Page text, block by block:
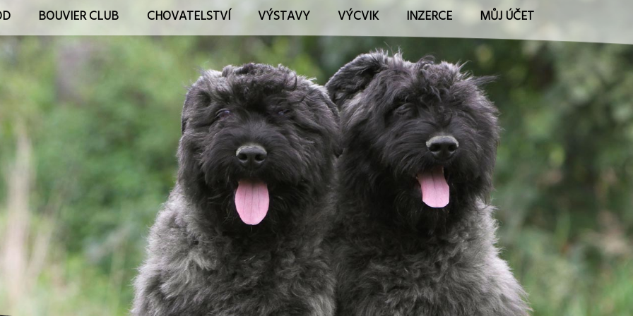
BOUVIER CLUB CHOVATELSTVÍ VÝSTAVY VÝCVIK INZERCE MŮJ ÚČET